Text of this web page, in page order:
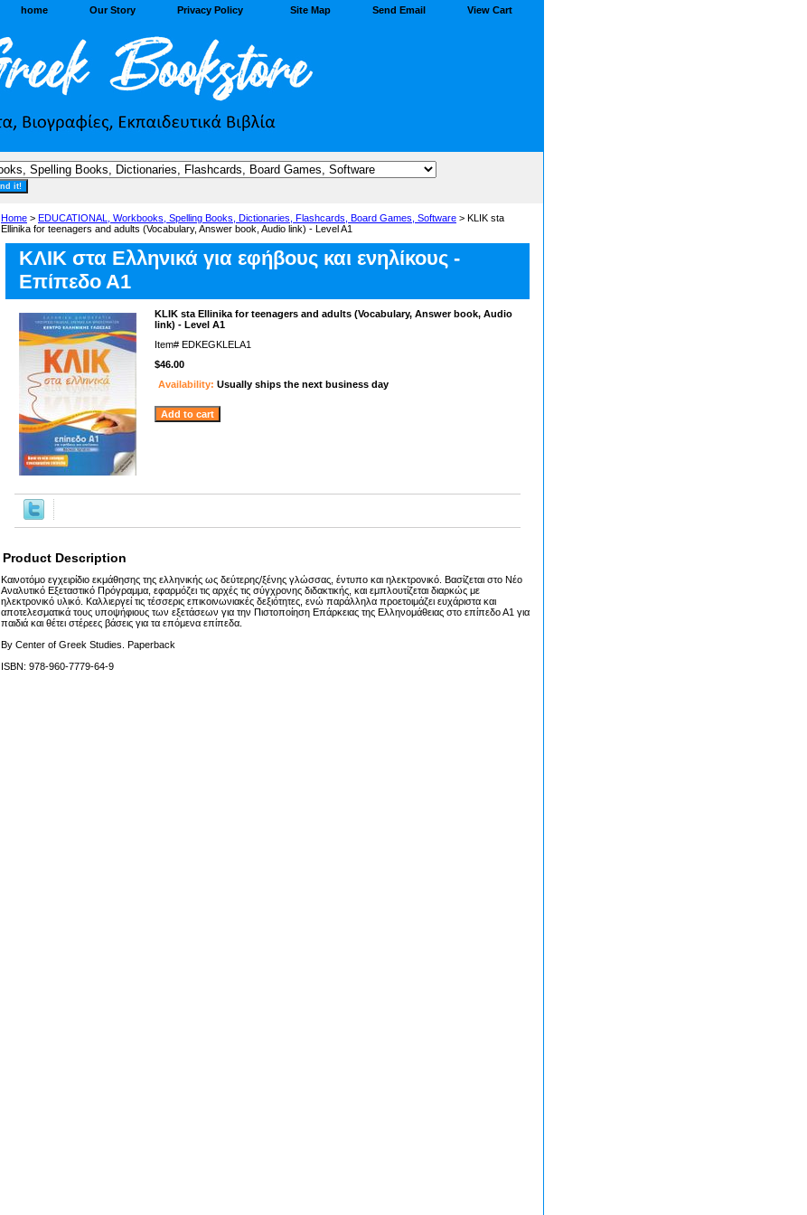
home Our Story Privacy Policy Site Map Send Email View Cart
Home > EDUCATIONAL, Workbooks, Spelling Books, Dictionaries, Flashcards, Board Games, Software > KLIK sta
Ellinika for teenagers and adults (Vocabulary, Answer book, Audio link) - Level A1
ΚΛΙΚ στα Ελληνικά για εφήβους και ενηλίκους -
Επίπεδο Α1
KLIK sta Ellinika for teenagers and adults (Vocabulary, Answer book, Audio
link) - Level A1
Item# EDKEGKLELA1
$46.00
Availability: Usually ships the next business day
Product Description
Καινοτόμο εγχειρίδιο εκμάθησης της ελληνικής ως δεύτερης/ξένης γλώσσας, έντυπο και ηλεκτρονικό. Βασίζεται στο Νέο
Αναλυτικό Εξεταστικό Πρόγραμμα, εφαρμόζει τις αρχές τις σύγχρονης διδακτικής, και εμπλουτίζεται διαρκώς με
ηλεκτρονικό υλικό. Καλλιεργεί τις τέσσερις επικοινωνιακές δεξιότητες, ενώ παράλληλα προετοιμάζει ευχάριστα και
αποτελεσματικά τους υποψήφιους των εξετάσεων για την Πιστοποίηση Επάρκειας της Ελληνομάθειας στο επίπεδο Α1 για
παιδιά και θέτει στέρεες βάσεις για τα επόμενα επίπεδα.
By Center of Greek Studies. Paperback
ISBN: 978-960-7779-64-9